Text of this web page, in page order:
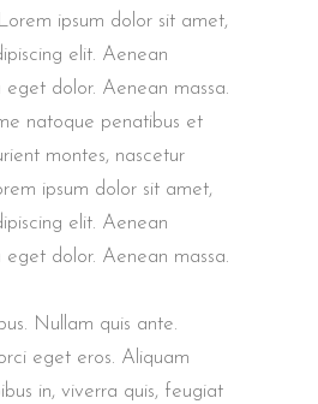
ipsum dolor sit amet,
elit. Aenean
dolor. Aenean massa.
natoque penatibus et
montes, nascetur
ipsum dolor sit amet,
elit. Aenean
dolor. Aenean massa.
Nullam quis ante.
eget eros. Aliquam
in, viverra quis, feugiat